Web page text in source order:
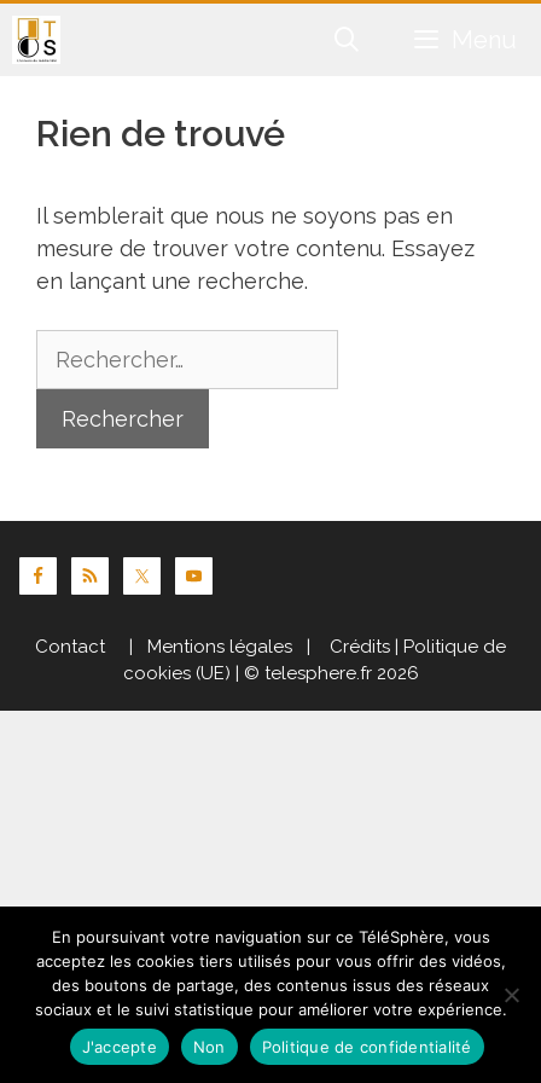
Aller
au
Rien de trouvé
Il semblerait que nous ne soyons pas en
mesure de trouver votre contenu. Essayez
en lançant une recherche.
Rechercher :
Contact| Mentions légales | Crédits | Politique de
cookies (UE) | © telesphere.fr 2026
En poursuivant votre naviguation sur ce TéléSphère, vous
acceptez les cookies tiers utilisés pour vous offrir des vidéos,
des boutons de partage, des contenus issus des réseaux
sociaux et le suivi statistique pour améliorer votre expérience.
J'accepte
Non Politique de confidentialité